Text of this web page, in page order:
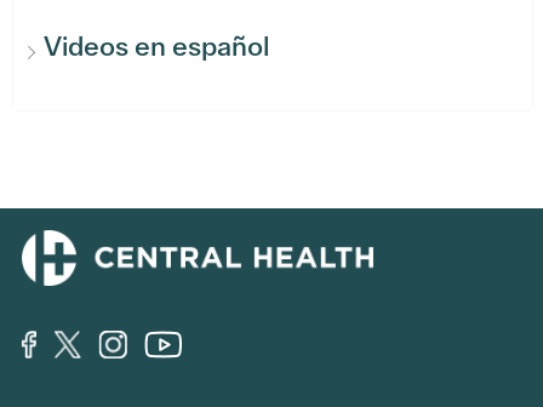
Videos en español